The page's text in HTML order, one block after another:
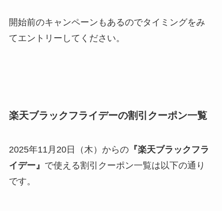
開始前のキャンペーンもあるのでタイミングをみ
てエントリーしてください。
楽天ブラックフライデーの割引クーポン一覧
2025年11月20日（木）からの『楽天ブラックフラ
イデー』 で使える割引クーポン一覧は以下の通り
です。